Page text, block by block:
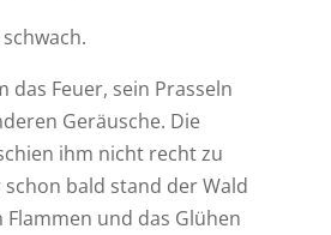
das Feuer, sein Prasseln
Geräusche. Die
ihm nicht recht zu
schon bald stand der Wald
und das Glühen